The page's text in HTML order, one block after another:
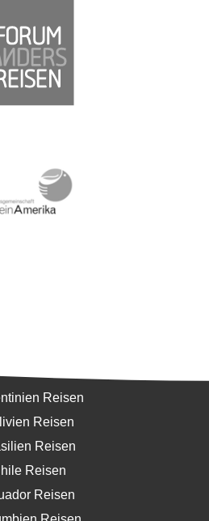
Reisen
Reisen
Reisen
Reisen
Reisen